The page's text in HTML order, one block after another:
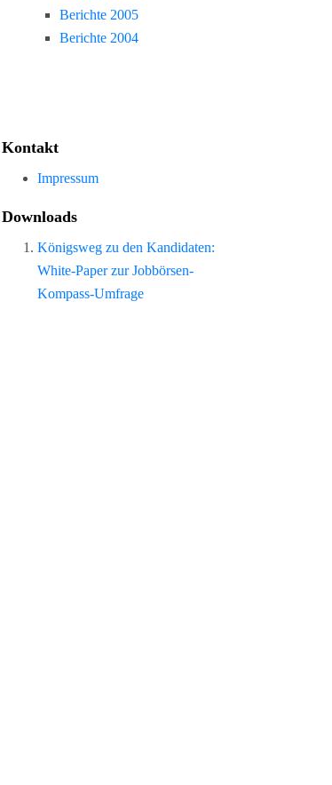
Berichte 2005
Berichte 2004
Kontakt
Impressum
Downloads
Königsweg zu den Kandidaten:
White-Paper zur Jobbörsen-
Kompass-Umfrage